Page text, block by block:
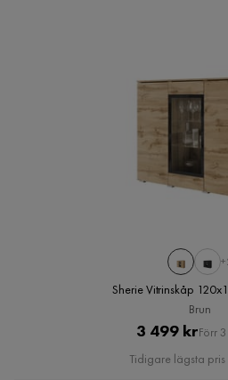
Sherie Vitrinskåp
Brun
Pris
3 499 kr
Pris
Förr
Tidigare lägsta